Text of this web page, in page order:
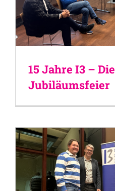
15 Jahre I3 – Die
Jubiläumsfeier